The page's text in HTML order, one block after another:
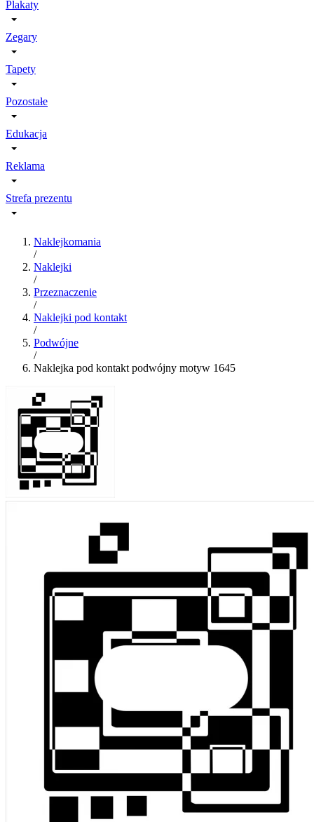
Plakaty
Zegary
Tapety
Pozostałe
Edukacja
Reklama
Strefa prezentu
Naklejkomania
/
Naklejki
/
Przeznaczenie
/
Naklejki pod kontakt
/
Podwójne
/
Naklejka pod kontakt podwójny motyw 1645